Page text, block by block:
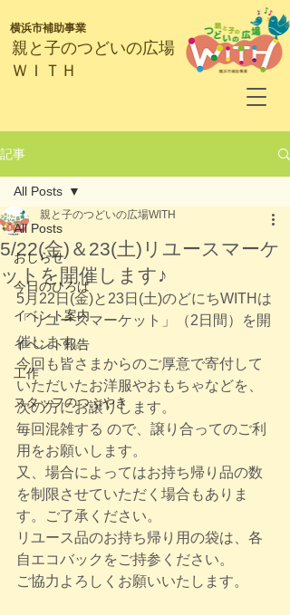
​親と子のつどいの広場
ＷＩＴＨ
横浜市補助事業
記事
All Posts
おしらせ
今日のひろば
イベント案内
イベント報告
工作
スタッフのつぶやき
All Posts
5/22(金)＆23(土)リユースマーケ
ットを開催します♪
親と子のつどいの広場WITH
5月22日(金)と23日(土)のどにちWITHは
「リユースマーケット」（2日間）を開
催します。
今回も皆さまからのご厚意で寄付して
いただいたお洋服やおもちゃなどを、
次の方にお譲りします。
毎回混雑する ので、譲り合ってのご利
用をお願いします。
又、場合によってはお持ち帰り品の数
を制限させていただく場合もありま
す。ご了承ください。
リユース品のお持ち帰り用の袋は、各
自エコバックをご持参ください。
ご協力よろしくお願いいたします。